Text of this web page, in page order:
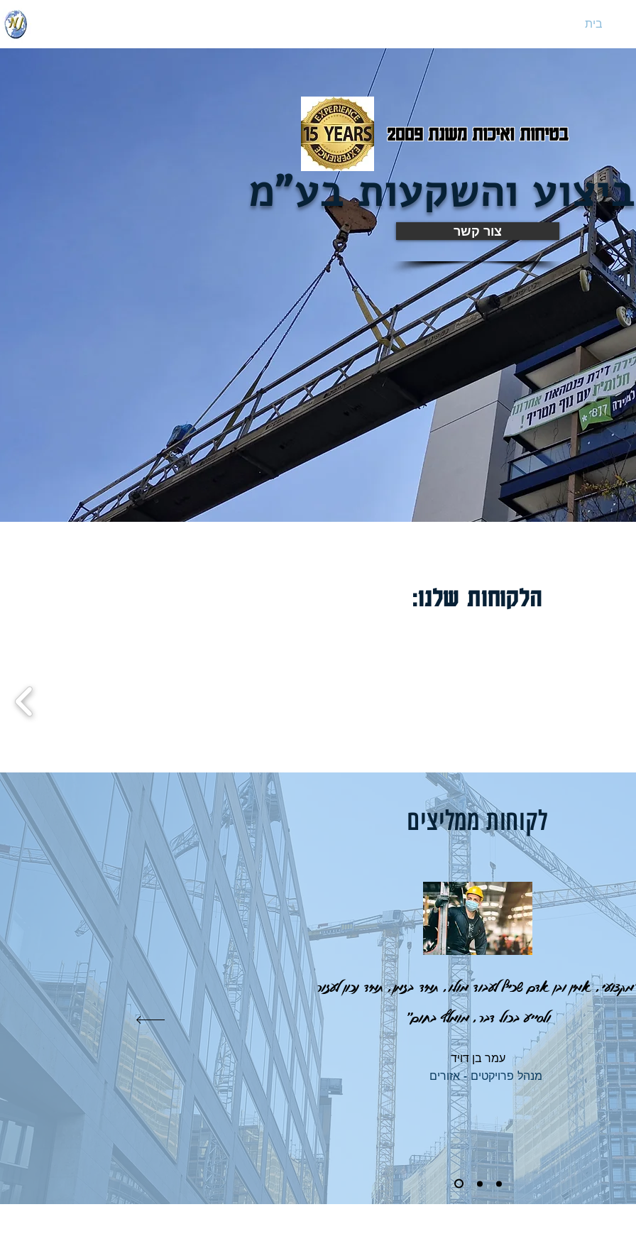
בית
בטיחות ואיכות משנת 2009
והשקעות בע"מ
צור קשר
:הלקוחות שלנו
לקוחות ממליצים
אמין ובן אדם שכיף לעבוד מולו, תמיד בזמן, תמיד נכון לעזור
ולסייע בכול דבר, מומלץ בחום"
עמר בן דויד
מנהל פרויקטים - אזורים